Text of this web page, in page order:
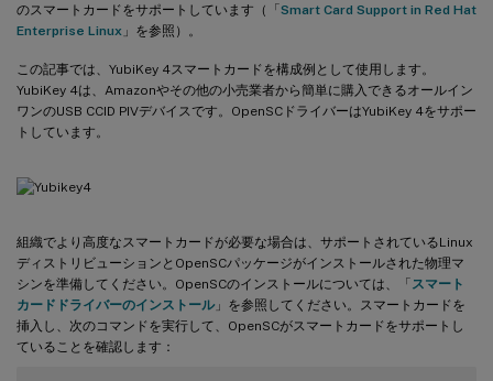
のスマートカードをサポートしています（「Smart Card Support in Red Hat
Enterprise Linux 」を参照）。
この記事では、YubiKey 4スマートカードを構成例として使用します。
YubiKey 4は、Amazonやその他の小売業者から簡単に購入できるオールイン
ワンのUSB CCID PIVデバイスです。OpenSCドライバーはYubiKey 4をサポー
トしています。
組織でより高度なスマートカードが必要な場合は、サポートされているLinux
ディストリビューションとOpenSCパッケージがインストールされた物理マ
シンを準備してください。OpenSCのインストールについては、「 スマート
カードドライバーのインストール」を参照してください。スマートカードを
挿入し、次のコマンドを実行して、OpenSCがスマートカードをサポートし
ていることを確認します：